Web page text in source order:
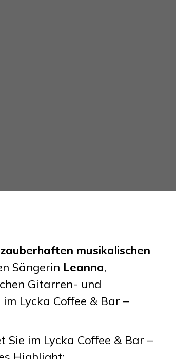
musikalischen
Sängerin Leanna,
Gitarren- und
im Lycka Coffee & Bar –
im Lycka Coffee & Bar –